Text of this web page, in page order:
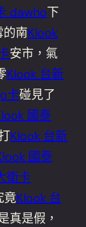
dawho下
的南Klook
安市，氣
Klook 台新
卡碰見了
國泰
Klook 台新
國泰
衛卡
竟Klook 台
真是假，